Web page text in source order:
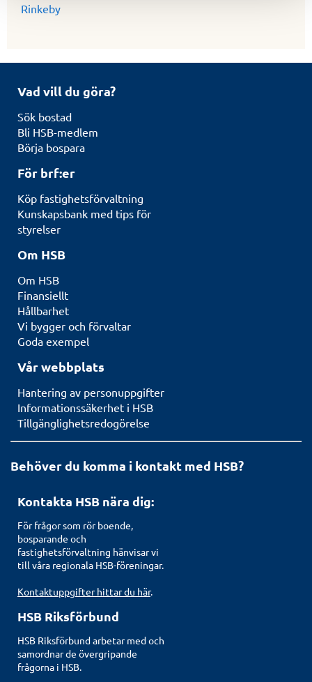
Rinkeby
Vad vill du göra?
Sök bostad
Bli HSB-medlem
Börja bospara
För brf:er
Köp fastighetsförvaltning
Kunskapsbank med tips för
styrelser
Om HSB
Om HSB
Finansiellt
Hållbarhet
Vi bygger och förvaltar
Goda exempel
Vår webbplats
Hantering av personuppgifter
Informationssäkerhet i HSB
Tillgänglighetsredogörelse
Behöver du komma i kontakt med HSB?
Kontakta HSB nära dig:
För frågor som rör boende,
bosparande och
fastighetsförvaltning hänvisar vi
till våra regionala HSB-föreningar.
Kontaktuppgifter hittar du här.
HSB Riksförbund
HSB Riksförbund arbetar med och
samordnar de övergripande
frågorna i HSB.